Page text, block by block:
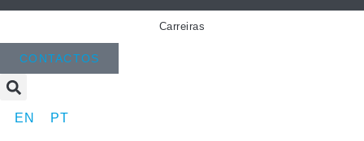
Carreiras
CONTACTOS
EN PT